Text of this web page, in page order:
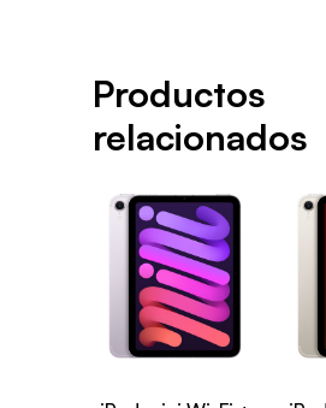
Productos
relacionados